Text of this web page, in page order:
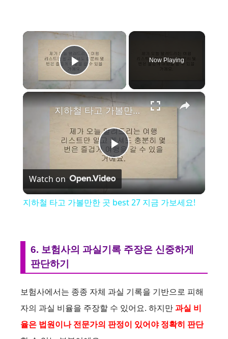
×
Play Video
Now Playing
×
P
l
y
i
지하철 타고 가볼만한 곳 best 27 지금 가보세요!
Watch on
지하철 타고 가볼만한 곳 best 27 지금 가보세요!
6. 보험사의 과실기록 주장은 신중하게
판단하기
보험사에서는 종종 자체 과실 기록을 기반으로 피해
자의 과실 비율을 주장할 수 있어요. 하지만 과실 비
율은 법원이나 전문가의 판정이 있어야 정확히 판단